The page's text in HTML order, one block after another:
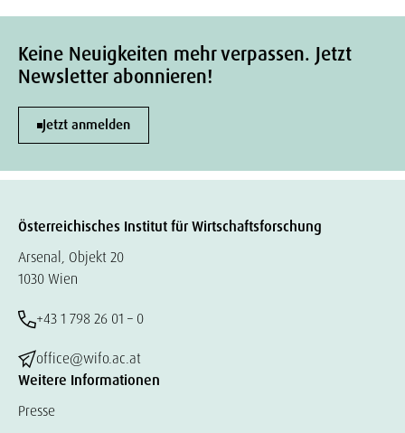
Keine Neuigkeiten mehr verpassen. Jetzt
Newsletter abonnieren!
Jetzt anmelden
Österreichisches Institut für Wirtschaftsforschung
Arsenal, Objekt 20
1030 Wien
+43 1 798 26 01 – 0
office@wifo.ac.at
Weitere Informationen
Presse